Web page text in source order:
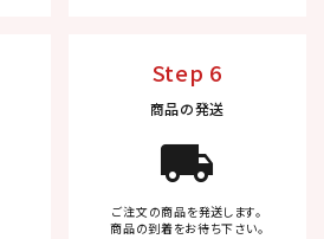
Step 6
商品の発送
local_shipping
ご注文の商品を発送します。
商品の到着をお待ち下さい。